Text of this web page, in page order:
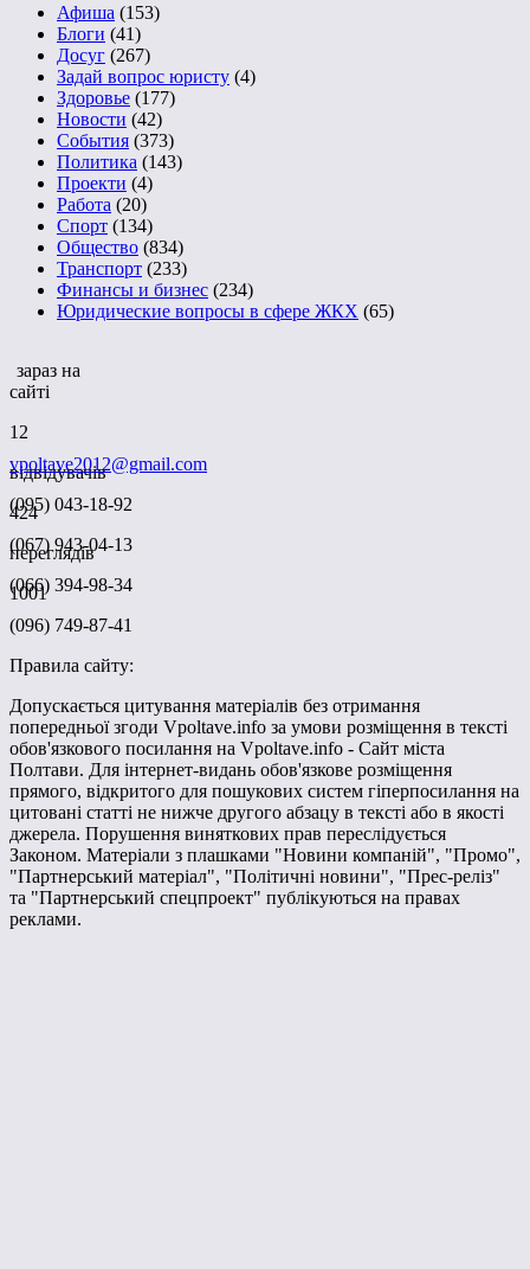
Афиша (153)
Блоги (41)
Досуг (267)
Задай вопрос юристу (4)
Здоровье (177)
Новости (42)
События (373)
Политика (143)
Проекти (4)
Работа (20)
Спорт (134)
Общество (834)
Транспорт (233)
Финансы и бизнес (234)
Юридические вопросы в сфере ЖКХ (65)
зараз на
сайті
12
відвідувачів
424
переглядів
1001
vpoltave2012@gmail.com
(095) 043-18-92
(067) 943-04-13
(066) 394-98-34
(096) 749-87-41
Правила сайту:
Допускається цитування матеріалів без отримання
попередньої згоди Vpoltave.info за умови розміщення в тексті
обов'язкового посилання на Vpoltave.info - Сайт міста
Полтави. Для інтернет-видань обов'язкове розміщення
прямого, відкритого для пошукових систем гіперпосилання на
цитовані статті не нижче другого абзацу в тексті або в якості
джерела. Порушення виняткових прав переслідується
Законом. Матеріали з плашками "Новини компаній", "Промо",
"Партнерський матеріал", "Політичні новини", "Прес-реліз"
та "Партнерський спецпроект" публікуються на правах
реклами.